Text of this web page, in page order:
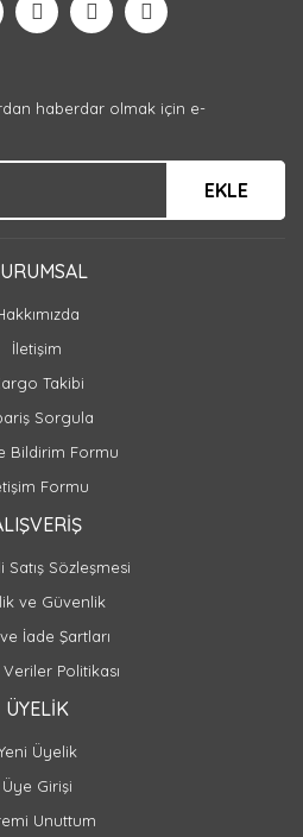
Yorum Yaz
haberdar olmak için e-
EKLE
İletişim
Takibi
Sorgula
Bildirim Formu
Formu
Satış Sözleşmesi
ve Güvenlik
İade Şartları
Politikası
ÜYELİK
Üyelik
Üye Girişi
Unuttum